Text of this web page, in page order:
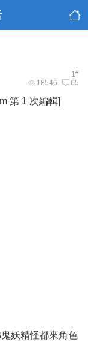
1#
18546 65
第 1 次編輯]
妖精怪都來角色